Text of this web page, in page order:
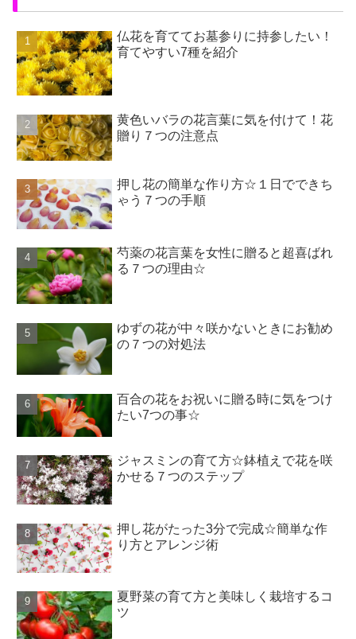
仏花を育ててお墓参りに持参したい！
育てやすい7種を紹介
黄色いバラの花言葉に気を付けて！花
贈り７つの注意点
押し花の簡単な作り方☆１日でできち
ゃう７つの手順
芍薬の花言葉を女性に贈ると超喜ばれ
る７つの理由☆
ゆずの花が中々咲かないときにお勧め
の７つの対処法
百合の花をお祝いに贈る時に気をつけ
たい7つの事☆
ジャスミンの育て方☆鉢植えで花を咲
かせる７つのステップ
押し花がたった3分で完成☆簡単な作
り方とアレンジ術
夏野菜の育て方と美味しく栽培するコ
ツ